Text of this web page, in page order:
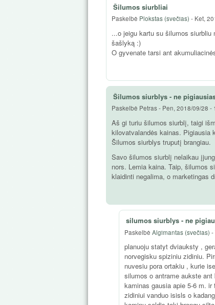
Šilumos siurbliai
Paskelbė Plokstas (svečias) - Ket,
...o jeigu kartu su šilumos
šašlyką :)
O gyvenate tarsi ant
Šilumos siurblys - ne
Paskelbė Petras- Pen, 2018/09/28 -
Aš gi turiu šilumos siurblį, taigi
kilovatvalandės kainas. Pigiausia
Šilumos siurblys truputį brangiau.
Savo šilumos siurblį nelaikau
nors. Lemia kaina. Taip, šilumos
klaidinti negalima, o marketingas
silumos siurblys - ne
Paskelbė Algimantas (svečias) -
planuoju statyt dviauksty ,
norvegisku spiziniu zidiniu.
nuvesiu pora ortakiu , kurie
silumos o antrame aukste
kaminas gausia apie 5-6 m.
zidiniui vanduo isisls o